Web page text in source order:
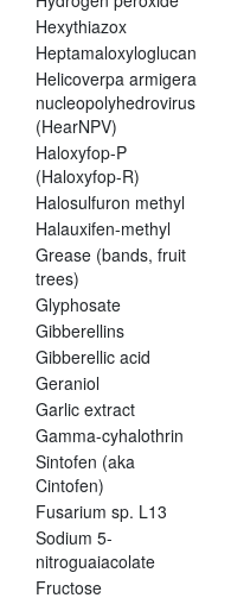
Hexythiazox
Heptamaloxyloglucan
Helicoverpa armigera
nucleopolyhedrovirus
(HearNPV)
Haloxyfop-P
(Haloxyfop-R)
Halosulfuron methyl
Halauxifen-methyl
Grease (bands, fruit
trees)
Glyphosate
Gibberellins
Gibberellic acid
Geraniol
Garlic extract
Gamma-cyhalothrin
Sintofen (aka
Cintofen)
Fusarium sp. L13
Sodium 5-
nitroguaiacolate
Fructose